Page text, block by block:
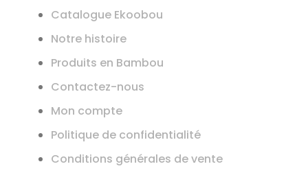
Catalogue Ekoobou
Notre histoire
Produits en Bambou
Contactez-nous
Mon compte
Politique de confidentialité
Conditions générales de vente